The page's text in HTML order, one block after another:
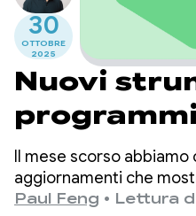
30
OTTOBRE
2025
Nuovi
successo
Il mese scorso
aggiornamenti che
evoluzione di Google
Paul Feng • Lettura